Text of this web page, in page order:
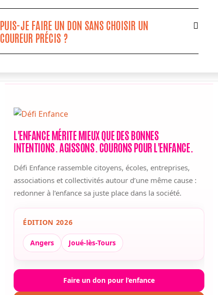
PUIS-JE FAIRE UN DON SANS CHOISIR UN
COUREUR PRÉCIS ?
L'ENFANCE MÉRITE MIEUX QUE DES BONNES
INTENTIONS. AGISSONS. COURONS POUR L'ENFANCE.
Défi Enfance rassemble citoyens, écoles, entreprises,
associations et collectivités autour d’une même cause :
redonner à l’enfance sa juste place dans la société.
ÉDITION 2026
Angers Joué-lès-Tours
Faire un don pour l’enfance